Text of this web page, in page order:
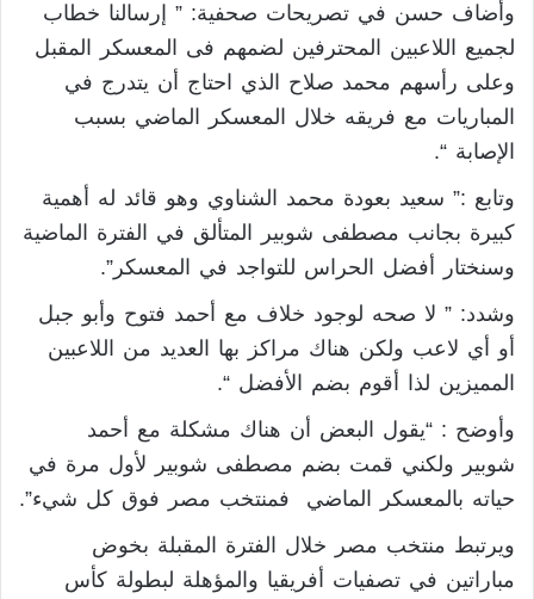
وأضاف حسن في تصريحات صحفية: ” إرسالنا خطاب
لجميع اللاعبين المحترفين لضمهم فى المعسكر المقبل
وعلى رأسهم محمد صلاح الذي احتاج أن يتدرج في
المباريات مع فريقه خلال المعسكر الماضي بسبب
الإصابة “.
وتابع :” سعيد بعودة محمد الشناوي وهو قائد له أهمية
كبيرة بجانب مصطفى شوبير المتألق في الفترة الماضية
وسنختار أفضل الحراس للتواجد في المعسكر”.
وشدد: ” لا صحه لوجود خلاف مع أحمد فتوح وأبو جبل
أو أي لاعب ولكن هناك مراكز بها العديد من اللاعبين
المميزين لذا أقوم بضم الأفضل “.
وأوضح : “يقول البعض أن هناك مشكلة مع أحمد
شوبير ولكني قمت بضم مصطفى شوبير لأول مرة في
حياته بالمعسكر الماضي فمنتخب مصر فوق كل شيء”.
ويرتبط منتخب مصر خلال الفترة المقبلة بخوض
مباراتين في تصفيات أفريقيا والمؤهلة لبطولة كأس